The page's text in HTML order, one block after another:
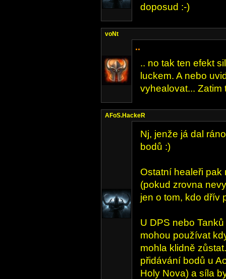
doposud :-)
voNt
..
.. no tak ten efekt
luckem. A nebo
vyhealovat... Zatim
AFoS.HackeR
Nj, jenže já dal
bodů :)
Ostatní healeři
(pokud zrovna
jen o tom, kdo dřív
U DPS nebo
mohou používat
mohla klidně
přidávání bodů u
Holy Nova) a síla